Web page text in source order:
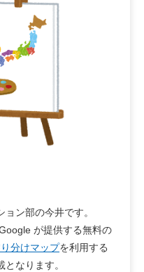
ン部の今井です。
が提供する無料の
分けマップを利用する
なります。